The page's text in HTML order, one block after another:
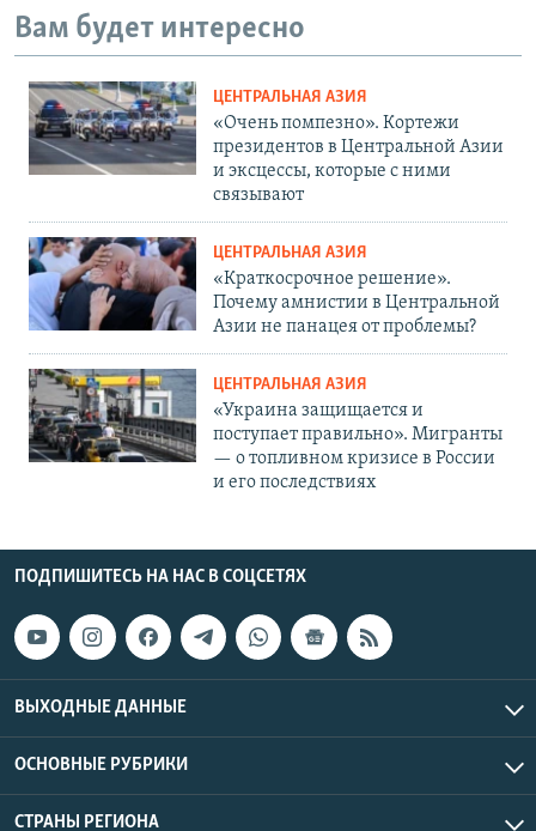
Вам будет интересно
ЦЕНТРАЛЬНАЯ АЗИЯ
«Очень помпезно». Кортежи
президентов в Центральной Азии
и эксцессы, которые с ними
связывают
ЦЕНТРАЛЬНАЯ АЗИЯ
«Краткосрочное решение».
Почему амнистии в Центральной
Азии не панацея от проблемы?
ЦЕНТРАЛЬНАЯ АЗИЯ
«Украина защищается и
поступает правильно». Мигранты
— о топливном кризисе в России
и его последствиях
ПОДПИШИТЕСЬ НА НАС В СОЦСЕТЯХ
ВЫХОДНЫЕ ДАННЫЕ
ОСНОВНЫЕ РУБРИКИ
СТРАНЫ РЕГИОНА